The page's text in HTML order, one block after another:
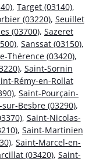
, Target (03140),
(03220), Seuillet
(03700), Sazeret
, Sanssat (03150),
Thérence (03420),
, Saint-Sornin
Rémy-en-Rollat
, Saint-Pourçain-
Besbre (03290),
, Saint-Nicolas-
, Saint-Martinien
, Saint-Marcel-en-
(03420), Saint-